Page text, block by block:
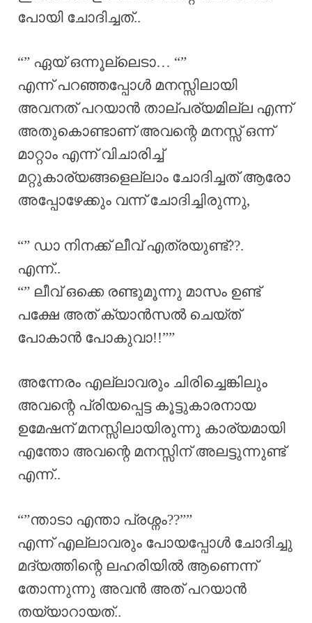
പോയി ചോദിച്ചത്..
“” ഏയ് ഒന്നൂല്ലെടാ… “”
എന്ന് പറഞ്ഞപ്പോൾ മനസ്സിലായി
അവനത് പറയാൻ താല്പര്യമില്ല എന്ന്
അതുകൊണ്ടാണ് അവന്റെ മനസ്സ് ഒന്ന്
മാറ്റാം എന്ന് വിചാരിച്ച്
മറ്റുകാര്യങ്ങളെല്ലാം ചോദിച്ചത് ആരോ
അപ്പോഴേക്കും വന്ന് ചോദിച്ചിരുന്നു,
“” ഡാ നിനക്ക് ലീവ് എത്രയുണ്ട്??.
എന്ന്..
“” ലീവ് ഒക്കെ രണ്ടുമൂന്നു മാസം ഉണ്ട്
പക്ഷേ അത് ക്യാൻസൽ ചെയ്ത്
പോകാൻ പോകുവാ!!””
അന്നേരം എല്ലാവരും ചിരിച്ചെങ്കിലും
അവന്റെ പ്രിയപ്പെട്ട കൂട്ടുകാരനായ
ഉമേഷന് മനസ്സിലായിരുന്നു കാര്യമായി
എന്തോ അവന്റെ മനസ്സിന് അലട്ടുന്നുണ്ട്
എന്ന്..
“”ന്താടാ എന്താ പ്രശ്നം??””
എന്ന് എല്ലാവരും പോയപ്പോൾ ചോദിച്ചു
മദ്യത്തിന്റെ ലഹരിയിൽ ആണെന്ന്
തോന്നുന്നു അവൻ അത് പറയാൻ
തയ്യാറായത്..